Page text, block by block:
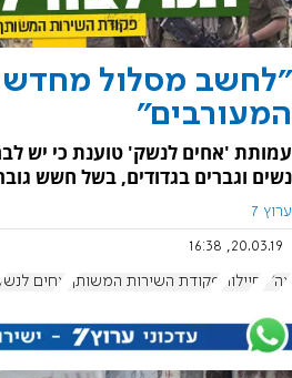
"לחשב מסלול מחדש
המעורבים"
עמותת 'אחים לנשק' טוענת כי יש
נשים וגברים בגדודים, בשל חשש
ערוץ 7
20.03.19, 16:38
צה"ל חיילות פקודת השירות המשותף אחים לנשק